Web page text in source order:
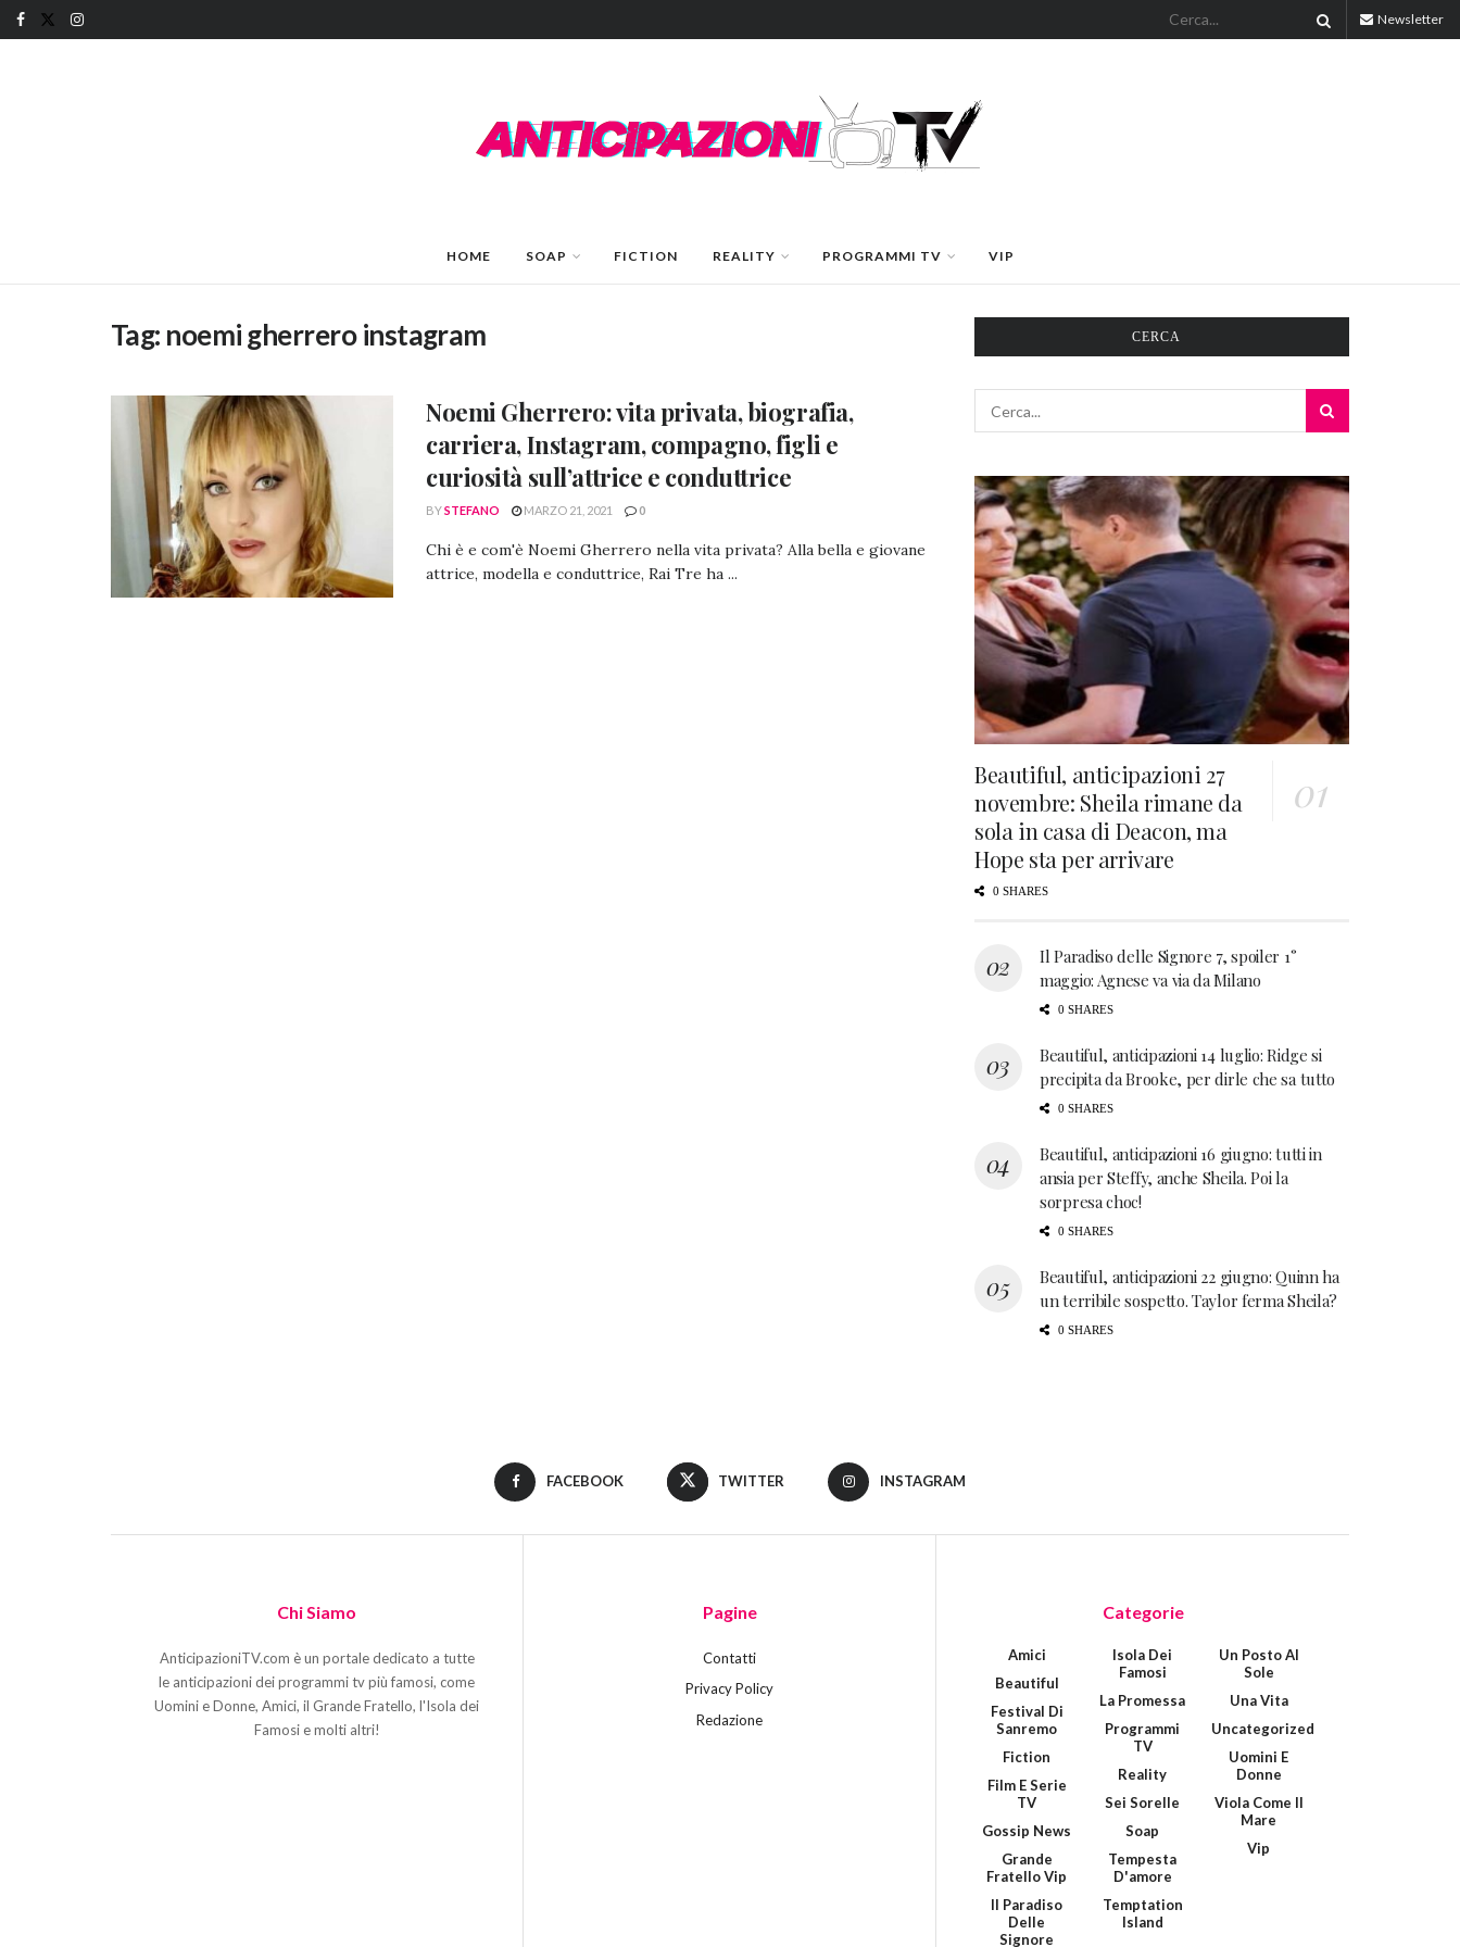
Newsletter
HOME SOAP FICTION REALITY PROGRAMMI TV VIP
Tag: noemi gherrero instagram
Noemi Gherrero: vita privata, biografia,
carriera, Instagram, compagno, figli e
curiosità sull’attrice e conduttrice
BYSTEFANO MARZO 21, 2021 0
Chi è e com'è Noemi Gherrero nella vita privata? Alla bella e giovane
attrice, modella e conduttrice, Rai Tre ha ...
CERCA
Beautiful, anticipazioni 27
novembre: Sheila rimane da
sola in casa di Deacon, ma
Hope sta per arrivare
0 SHARES
Il Paradiso delle Signore 7, spoiler 1°
maggio: Agnese va via da Milano
0 SHARES
Beautiful, anticipazioni 14 luglio: Ridge si
precipita da Brooke, per dirle che sa tutto
0 SHARES
Beautiful, anticipazioni 16 giugno: tutti in
ansia per Steffy, anche Sheila. Poi la
sorpresa choc!
0 SHARES
Beautiful, anticipazioni 22 giugno: Quinn ha
un terribile sospetto. Taylor ferma Sheila?
0 SHARES
FACEBOOK TWITTER INSTAGRAM
Chi Siamo
AnticipazioniTV.com è un portale dedicato a tutte
le anticipazioni dei programmi tv più famosi, come
Uomini e Donne, Amici, il Grande Fratello, l'Isola dei
Famosi e molti altri!
Pagine
Contatti
Privacy Policy
Redazione
Categorie
Amici
Beautiful
Festival Di
Sanremo
Fiction
Film E Serie
TV
Gossip News
Grande
Fratello Vip
Il Paradiso
Delle
Signore
Isola Dei
Famosi
La Promessa
Programmi
TV
Reality
Sei Sorelle
Soap
Tempesta
D'amore
Temptation
Island
Un Posto Al
Sole
Una Vita
Uncategorized
Uomini E
Donne
Viola Come Il
Mare
Vip